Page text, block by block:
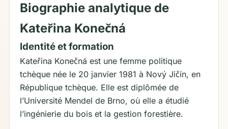
Biographie analytique de
Kateřina Konečná
Identité et formation
Kateřina Konečná est une femme politique
tchèque née le 20 janvier 1981 à Nový Jičín, en
République tchèque. Elle est diplômée de
l’Université Mendel de Brno, où elle a étudié
l’ingénierie du bois et la gestion forestière.